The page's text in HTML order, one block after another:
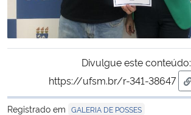
Controladoria-Geral da União
Secretaria-Geral
Secretaria de Governo
Divulgue este conteúdo:
https://ufsm.br/r-341-38647
Registrado em GALERIA DE POSSES